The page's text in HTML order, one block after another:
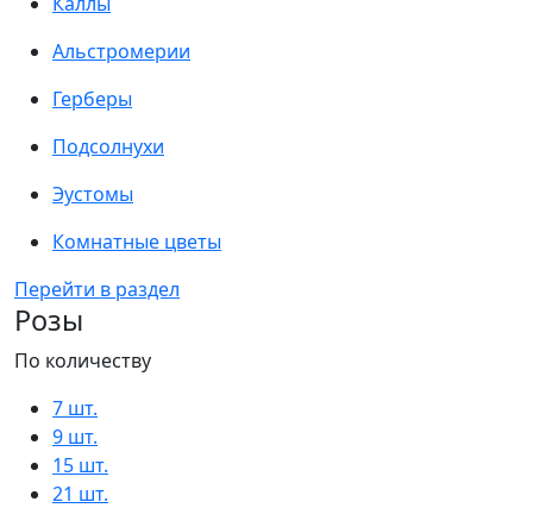
Альстромерии
Герберы
Подсолнухи
Эустомы
Комнатные цветы
Перейти в раздел
Розы
По количеству
7 шт.
9 шт.
15 шт.
21 шт.